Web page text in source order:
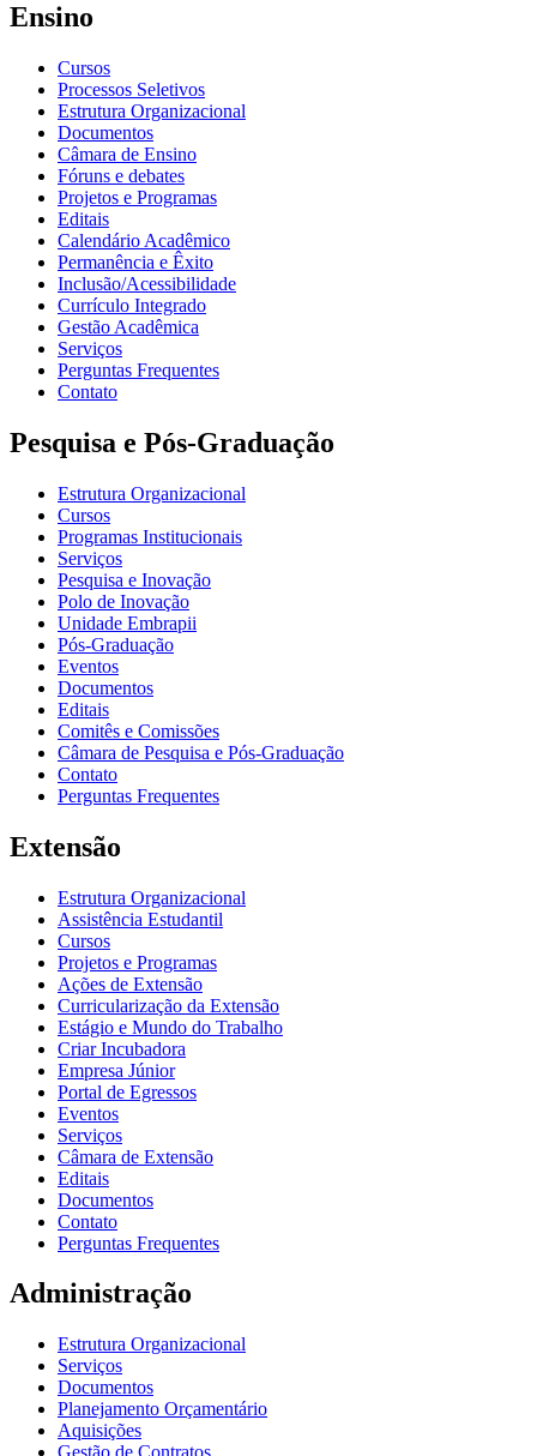
Ensino
Cursos
Processos Seletivos
Estrutura Organizacional
Documentos
Câmara de Ensino
Fóruns e debates
Projetos e Programas
Editais
Calendário Acadêmico
Permanência e Êxito
Inclusão/Acessibilidade
Currículo Integrado
Gestão Acadêmica
Serviços
Perguntas Frequentes
Contato
Pesquisa e Pós-Graduação
Estrutura Organizacional
Cursos
Programas Institucionais
Serviços
Pesquisa e Inovação
Polo de Inovação
Unidade Embrapii
Pós-Graduação
Eventos
Documentos
Editais
Comitês e Comissões
Câmara de Pesquisa e Pós-Graduação
Contato
Perguntas Frequentes
Extensão
Estrutura Organizacional
Assistência Estudantil
Cursos
Projetos e Programas
Ações de Extensão
Curricularização da Extensão
Estágio e Mundo do Trabalho
Criar Incubadora
Empresa Júnior
Portal de Egressos
Eventos
Serviços
Câmara de Extensão
Editais
Documentos
Contato
Perguntas Frequentes
Administração
Estrutura Organizacional
Serviços
Documentos
Planejamento Orçamentário
Aquisições